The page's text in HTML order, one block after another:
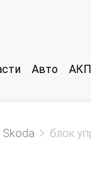
Авто
Skoda блок